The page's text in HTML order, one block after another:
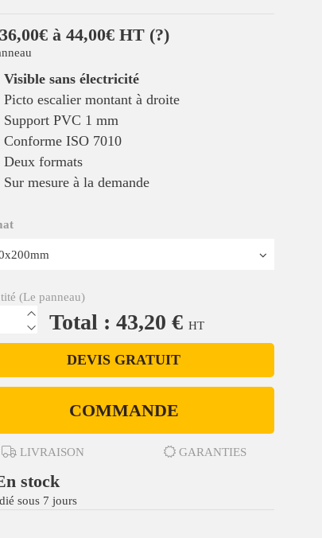
à 44,00€ HT (?)
Visible sans électricité
Picto escalier montant à droite
Support PVC 1 mm
Conforme ISO 7010
Deux formats
Sur mesure à la demande
(Le panneau)
Total : 43,20 € HT
DEVIS GRATUIT
COMMANDE
LIVRAISON GARANTIES
stock
sous 7 jours